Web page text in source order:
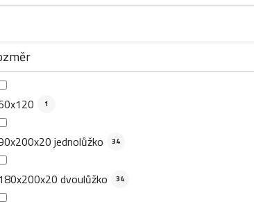
1
jednolůžko 34
dvoulůžko 34